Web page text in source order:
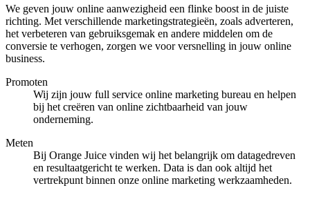
We geven jouw online aanwezigheid een flinke boost in de juiste
richting. Met verschillende marketingstrategieën, zoals adverteren,
het verbeteren van gebruiksgemak en andere middelen om de
conversie te verhogen, zorgen we voor versnelling in jouw online
business.
Promoten
Wij zijn jouw full service online marketing bureau en helpen
bij het creëren van online zichtbaarheid van jouw
onderneming.
Meten
Bij Orange Juice vinden wij het belangrijk om datagedreven
en resultaatgericht te werken. Data is dan ook altijd het
vertrekpunt binnen onze online marketing werkzaamheden.